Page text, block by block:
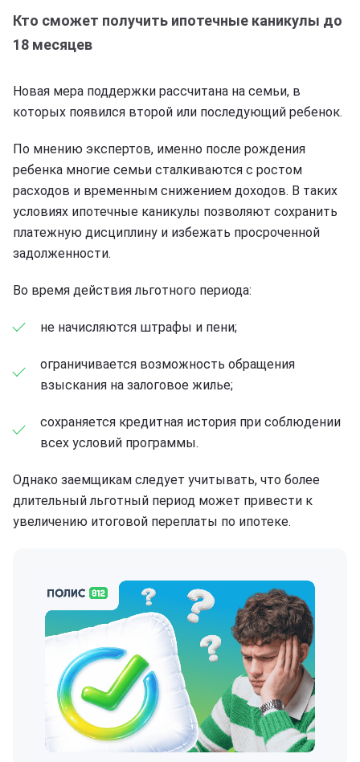
Кто сможет получить ипотечные каникулы до
18 месяцев
Новая мера поддержки рассчитана на семьи, в
которых появился второй или последующий ребенок.
По мнению экспертов, именно после рождения
ребенка многие семьи сталкиваются с ростом
расходов и временным снижением доходов. В таких
условиях ипотечные каникулы позволяют сохранить
платежную дисциплину и избежать просроченной
задолженности.
Во время действия льготного периода:
не начисляются штрафы и пени;
ограничивается возможность обращения
взыскания на залоговое жилье;
сохраняется кредитная история при соблюдении
всех условий программы.
Однако заемщикам следует учитывать, что более
длительный льготный период может привести к
увеличению итоговой переплаты по ипотеке.